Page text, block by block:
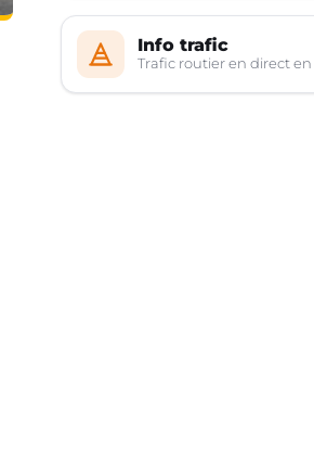
Info trafic
Trafic routier en direct